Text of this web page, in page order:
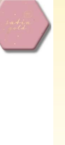
tason
valikko